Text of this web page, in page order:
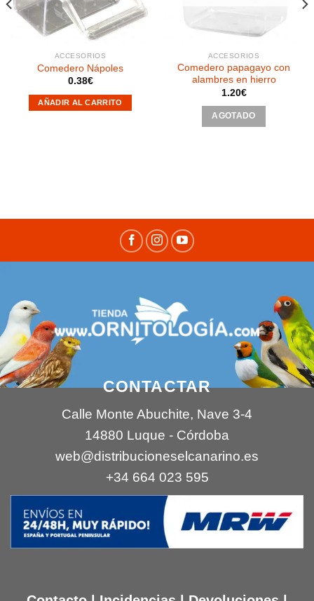
ACCESORIOS
Comedero Nápoles
0.38€
AÑADIR AL CARRITO
ACCESORIOS
Comedero papagayo con
alambres en hierro
1.20€
AGOTADO
CONTACTAR
Calle Monte Abuchite, Nave 3-4
14880 Luque - Córdoba
web@distribucioneselcanarino.es
+34 664 023 595